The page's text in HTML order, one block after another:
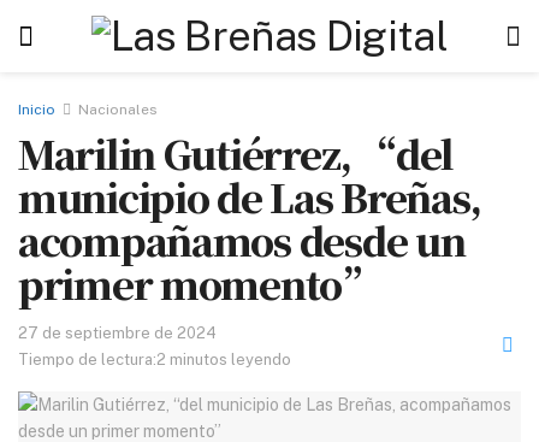
Inicio Nacionales
Marilin Gutiérrez, “del
municipio de Las Breñas,
acompañamos desde un
primer momento”
27 de septiembre de 2024
Tiempo de lectura:2 minutos leyendo